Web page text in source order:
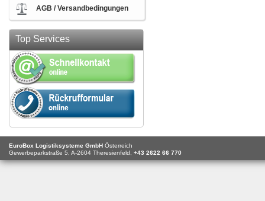
AGB / Versandbedingungen
Top Services
EuroBox Logistiksysteme GmbH Österreich
Gewerbeparkstraße 5, A-2604 Theresienfeld, +43 2622 66 770